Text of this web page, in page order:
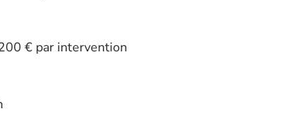
€ par intervention